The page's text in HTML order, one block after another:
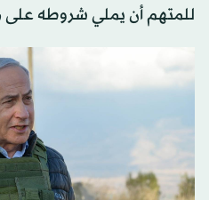
للمتهم أن يملي شروطه